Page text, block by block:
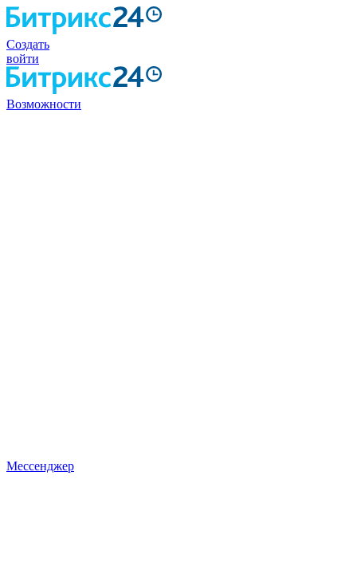
Создать
войти
Возможности
Мессенджер